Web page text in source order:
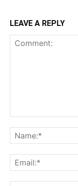
LEAVE A REPLY